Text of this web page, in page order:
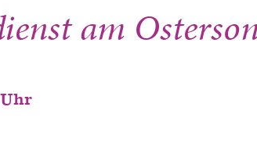
am
Uhr